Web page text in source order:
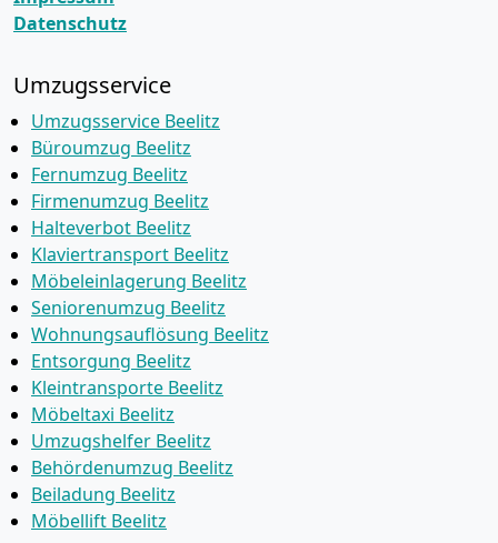
Datenschutz
Umzugsservice
Umzugsservice Beelitz
Büroumzug Beelitz
Fernumzug Beelitz
Firmenumzug Beelitz
Halteverbot Beelitz
Klaviertransport Beelitz
Möbeleinlagerung Beelitz
Seniorenumzug Beelitz
Wohnungsauflösung Beelitz
Entsorgung Beelitz
Kleintransporte Beelitz
Möbeltaxi Beelitz
Umzugshelfer Beelitz
Behördenumzug Beelitz
Beiladung Beelitz
Möbellift Beelitz